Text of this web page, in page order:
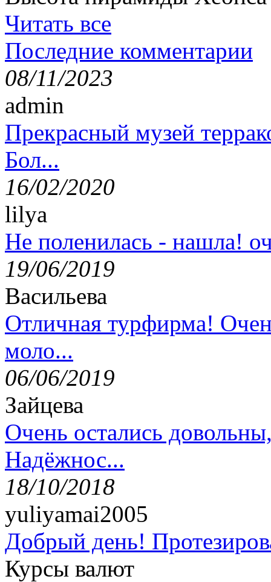
Читать все
Последние комментарии
08/11/2023
admin
Прекрасный музей
Бол...
16/02/2020
lilya
Не поленилась - нашла!
19/06/2019
Васильева
Отличная турфирма!
моло...
06/06/2019
Зайцева
Очень остались
Надёжнос...
18/10/2018
yuliyamai2005
Добрый день!
Курсы валют